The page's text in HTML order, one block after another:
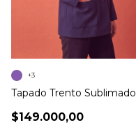
Tapado Trento Sublimado
$149.000,00
+3